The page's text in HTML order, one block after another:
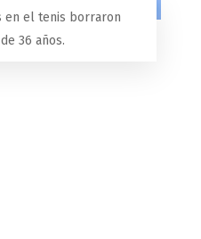
en el tenis borraron
36 años.